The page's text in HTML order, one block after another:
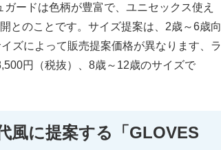
ードは色柄が豊富で、ユニセックス使え
とのことです。サイズ提案は、2歳～6歳向
ズによって販売提案価格が異なります、ラ
円（税抜）、8歳～12歳のサイズで
風に提案する「GLOVES